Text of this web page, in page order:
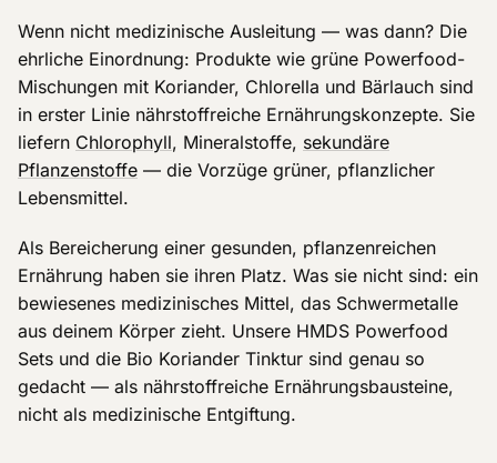
Wenn nicht medizinische Ausleitung — was dann? Die
ehrliche Einordnung: Produkte wie grüne Powerfood-
Mischungen mit Koriander, Chlorella und Bärlauch sind
in erster Linie nährstoffreiche Ernährungskonzepte. Sie
liefern Chlorophyll, Mineralstoffe, sekundäre
Pflanzenstoffe — die Vorzüge grüner, pflanzlicher
Lebensmittel.
Als Bereicherung einer gesunden, pflanzenreichen
Ernährung haben sie ihren Platz. Was sie nicht sind: ein
bewiesenes medizinisches Mittel, das Schwermetalle
aus deinem Körper zieht. Unsere HMDS Powerfood
Sets und die Bio Koriander Tinktur sind genau so
gedacht — als nährstoffreiche Ernährungsbausteine,
nicht als medizinische Entgiftung.